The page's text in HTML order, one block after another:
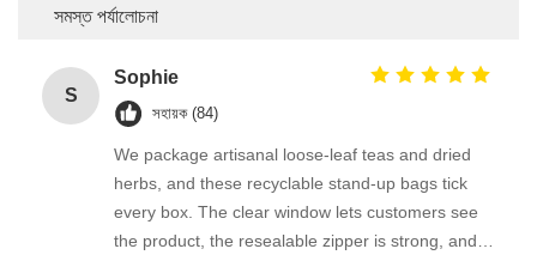
সমস্ত পর্যালোচনা
S
Sophie
সহায়ক (84)
We package artisanal loose-leaf teas and dried
herbs, and these recyclable stand-up bags tick
every box. The clear window lets customers see
the product, the resealable zipper is strong, and